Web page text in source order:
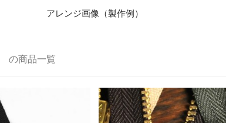
アレンジ画像（製作例）
の商品一覧